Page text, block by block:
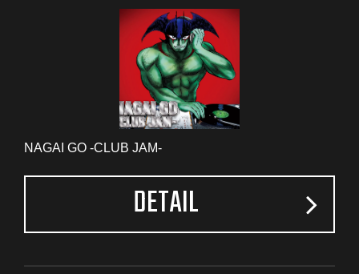
NAGAI GO -CLUB JAM-
DETAIL